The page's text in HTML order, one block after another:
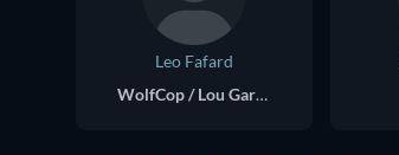
Leo Fafard
WolfCop / Lou Garou